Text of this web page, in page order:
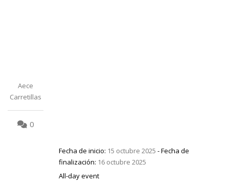
Aece
Carretillas
0
Fecha de inicio: 15 octubre 2025 - Fecha de
finalización: 16 octubre 2025
All-day event